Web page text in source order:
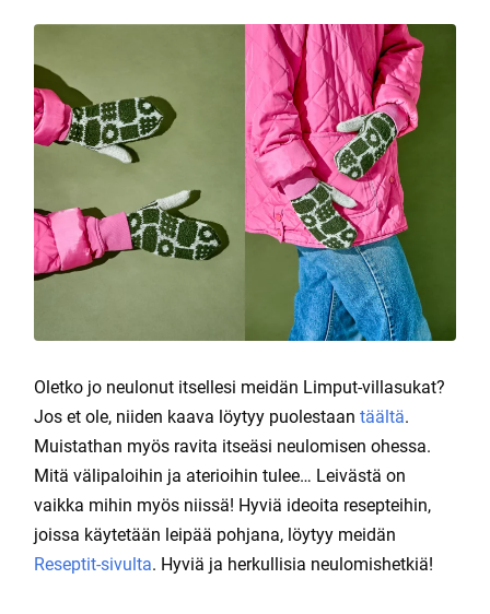
Oletko jo neulonut itsellesi meidän Limput-villasukat?
Jos et ole, niiden kaava löytyy puolestaan täältä.
Muistathan myös ravita itseäsi neulomisen ohessa.
Mitä välipaloihin ja aterioihin tulee… Leivästä on
vaikka mihin myös niissä! Hyviä ideoita resepteihin,
joissa käytetään leipää pohjana, löytyy meidän
Reseptit-sivulta. Hyviä ja herkullisia neulomishetkiä!